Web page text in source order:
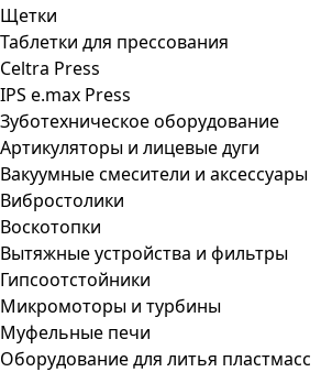
Щетки
Таблетки для прессования
Celtra Press
IPS e.max Press
Зуботехническое оборудование
Артикуляторы и лицевые дуги
Вакуумные смесители и аксессуары
Вибростолики
Воскотопки
Вытяжные устройства и фильтры
Гипсоотстойники
Микромоторы и турбины
Муфельные печи
Оборудование для литья пластмасс